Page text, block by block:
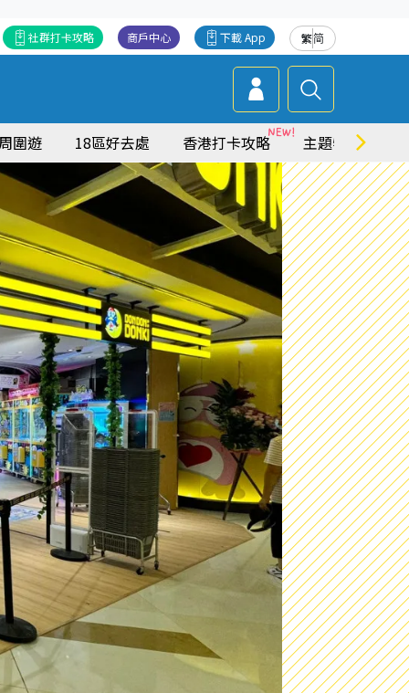
繁简
下載 App
商戶中心
社群打卡攻略
圍遊 18區好去處 香港打卡攻略 主題特集